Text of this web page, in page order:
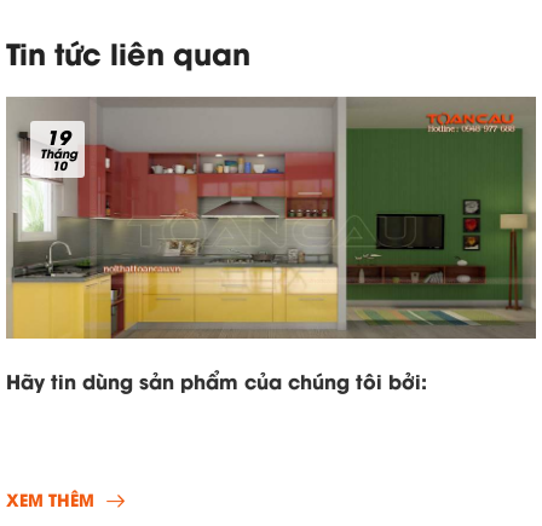
Tin tức liên quan
19
Tháng
10
Hãy tin dùng sản phẩm của chúng tôi bởi:
XEM THÊM